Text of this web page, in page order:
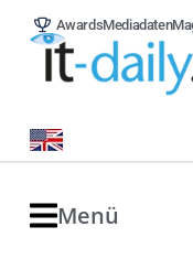
AwardsMediadaten
Menü